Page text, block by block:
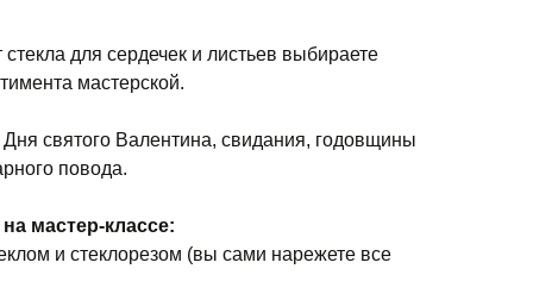
стекла для сердечек и листьев выбираете
мастерской.
святого Валентина, свидания, годовщины
повода.
мастер-классе:
и стеклорезом (вы сами нарежете все